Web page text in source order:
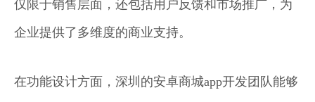
仅限于销售层面，还包括用户反馈和市场推广，为
企业提供了多维度的商业支持。
在功能设计方面，深圳的安卓商城app开发团队能够